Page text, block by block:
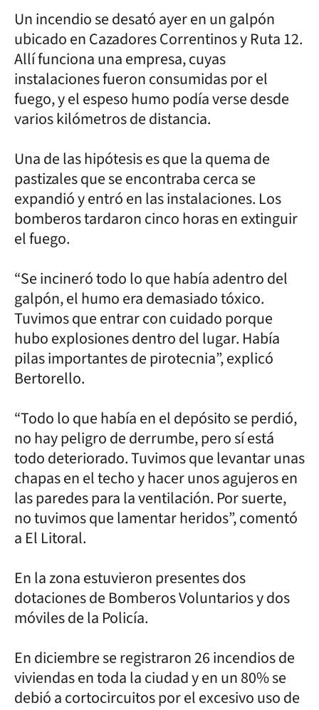
Un incendio se desató ayer en un galpón
ubicado en Cazadores Correntinos y Ruta 12.
Allí funciona una empresa, cuyas
instalaciones fueron consumidas por el
fuego, y el espeso humo podía verse desde
varios kilómetros de distancia.
Una de las hipótesis es que la quema de
pastizales que se encontraba cerca se
expandió y entró en las instalaciones. Los
bomberos tardaron cinco horas en extinguir
el fuego.
“Se incineró todo lo que había adentro del
galpón, el humo era demasiado tóxico.
Tuvimos que entrar con cuidado porque
hubo explosiones dentro del lugar. Había
pilas importantes de pirotecnia”, explicó
Bertorello.
“Todo lo que había en el depósito se perdió,
no hay peligro de derrumbe, pero sí está
todo deteriorado. Tuvimos que levantar unas
chapas en el techo y hacer unos agujeros en
las paredes para la ventilación. Por suerte,
no tuvimos que lamentar heridos”, comentó
a El Litoral.
En la zona estuvieron presentes dos
dotaciones de Bomberos Voluntarios y dos
móviles de la Policía.
En diciembre se registraron 26 incendios de
viviendas en toda la ciudad y en un 80% se
debió a cortocircuitos por el excesivo uso de